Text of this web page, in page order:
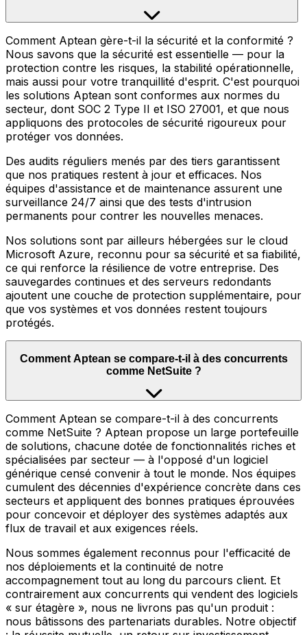
Comment Aptean gère-t-il la sécurité et la conformité ?
Nous savons que la sécurité est essentielle — pour la
protection contre les risques, la stabilité opérationnelle,
mais aussi pour votre tranquillité d'esprit. C'est pourquoi
les solutions Aptean sont conformes aux normes du
secteur, dont SOC 2 Type II et ISO 27001, et que nous
appliquons des protocoles de sécurité rigoureux pour
protéger vos données.
Des audits réguliers menés par des tiers garantissent
que nos pratiques restent à jour et efficaces. Nos
équipes d'assistance et de maintenance assurent une
surveillance 24/7 ainsi que des tests d'intrusion
permanents pour contrer les nouvelles menaces.
Nos solutions sont par ailleurs hébergées sur le cloud
Microsoft Azure, reconnu pour sa sécurité et sa fiabilité,
ce qui renforce la résilience de votre entreprise. Des
sauvegardes continues et des serveurs redondants
ajoutent une couche de protection supplémentaire, pour
que vos systèmes et vos données restent toujours
protégés.
Comment Aptean se compare-t-il à des concurrents
comme NetSuite ?
Comment Aptean se compare-t-il à des concurrents
comme NetSuite ? Aptean propose un large portefeuille
de solutions, chacune dotée de fonctionnalités riches et
spécialisées par secteur — à l'opposé d'un logiciel
générique censé convenir à tout le monde. Nos équipes
cumulent des décennies d'expérience concrète dans ces
secteurs et appliquent des bonnes pratiques éprouvées
pour concevoir et déployer des systèmes adaptés aux
flux de travail et aux exigences réels.
Nous sommes également reconnus pour l'efficacité de
nos déploiements et la continuité de notre
accompagnement tout au long du parcours client. Et
contrairement aux concurrents qui vendent des logiciels
« sur étagère », nous ne livrons pas qu'un produit :
nous bâtissons des partenariats durables. Notre objectif